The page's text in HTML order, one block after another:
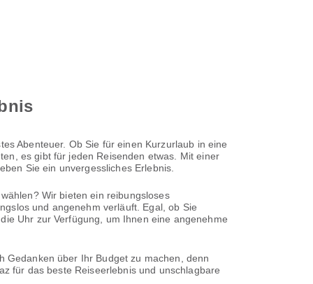
Abenteuer. Ob Sie für einen Kurzurlaub in eine
es gibt für jeden Reisenden etwas. Mit einer
Sie ein unvergessliches Erlebnis.
Wir bieten ein reibungsloses
und angenehm verläuft. Egal, ob Sie
Uhr zur Verfügung, um Ihnen eine angenehme
Gedanken über Ihr Budget zu machen, denn
für das beste Reiseerlebnis und unschlagbare